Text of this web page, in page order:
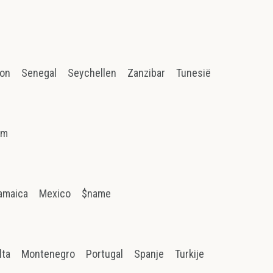
Senegal Seychellen Zanzibar Tunesië
Mexico $name
Montenegro Portugal Spanje Turkije